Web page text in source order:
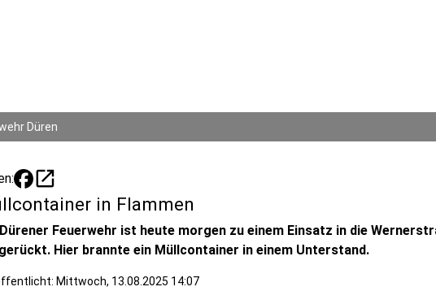
Düren
open_in_new
in Flammen
Feuerwehr ist heute morgen zu einem Einsatz in die
Hier brannte ein Müllcontainer in einem Unterstand.
Mittwoch, 13.08.2025 14:07